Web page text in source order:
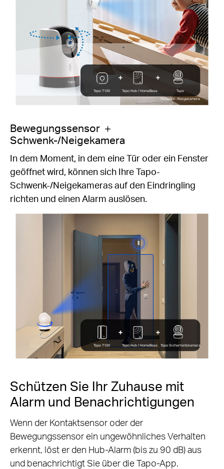
Tapo T100 Tapo Hub / HomeBase
Tapo
Schwenk-/Neigekamera
Bewegungssensor ＋
Schwenk-/Neigekamera
In dem Moment, in dem eine Tür oder ein Fenster
geöffnet wird, können sich Ihre Tapo-
Schwenk-/Neigekameras auf den Eindringling
richten und einen Alarm auslösen.
Tapo T100 Tapo Hub / HomeBase Tapo Sicherheitskamera
Schützen Sie Ihr Zuhause mit
Alarm und Benachrichtigungen
Wenn der Kontaktsensor oder der
Bewegungssensor ein ungewöhnliches Verhalten
erkennt, löst er den Hub-Alarm (bis zu 90 dB) aus
und benachrichtigt Sie über die Tapo-App.